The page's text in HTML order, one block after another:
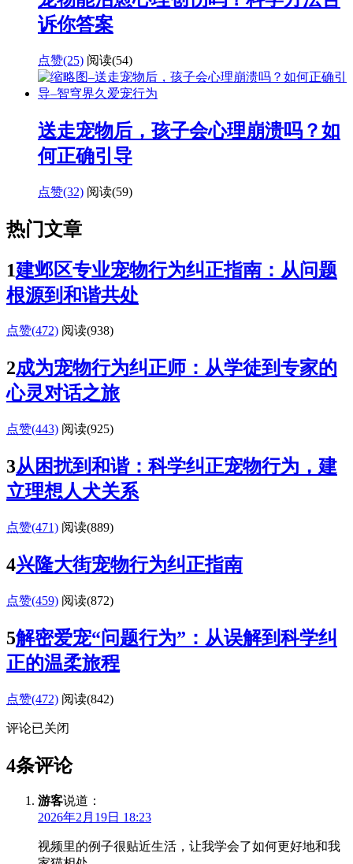
诉你答案
点赞(25) 阅读(54)
送走宠物后，孩子会心理崩溃吗？如
何正确引导
点赞(32) 阅读(59)
热门文章
1建邺区专业宠物行为纠正指南：从问题
根源到和谐共处
点赞(472) 阅读(938)
2成为宠物行为纠正师：从学徒到专家的
心灵对话之旅
点赞(443) 阅读(925)
3从困扰到和谐：科学纠正宠物行为，建
立理想人犬关系
点赞(471) 阅读(889)
4兴隆大街宠物行为纠正指南
点赞(459) 阅读(872)
5解密爱宠“问题行为”：从误解到科学纠
正的温柔旅程
点赞(472) 阅读(842)
评论已关闭
4条评论
游客说道：
2026年2月19日 18:23
视频里的例子很贴近生活，让我学会了如何更好地和我